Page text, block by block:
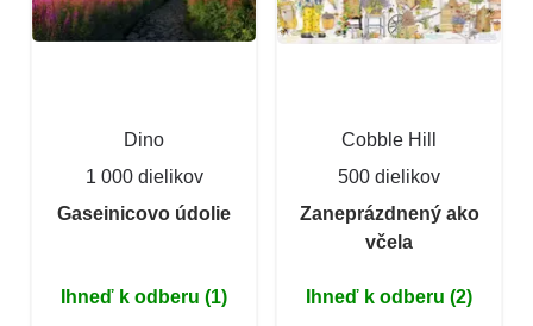
Dino
1 000 dielikov
Gaseinicovo údolie
Ihneď k odberu (1)
Cobble Hill
500 dielikov
Zaneprázdnený ako
včela
Ihneď k odberu (2)